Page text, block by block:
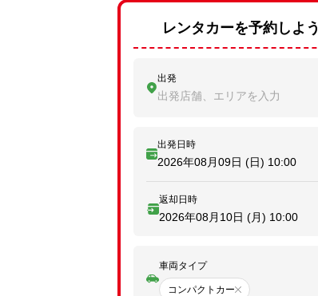
レンタカーを予約しよう
出発
出発店舗、エリアを入力
出発日時
2026年08月09日 (日) 10:00
返却日時
2026年08月10日 (月) 10:00
車両タイプ
コンパクトカー